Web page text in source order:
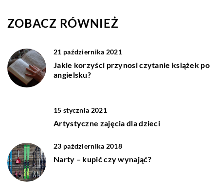
ZOBACZ RÓWNIEŻ
21 października 2021
Jakie korzyści przynosi czytanie książek po
angielsku?
15 stycznia 2021
Artystyczne zajęcia dla dzieci
23 października 2018
Narty – kupić czy wynająć?